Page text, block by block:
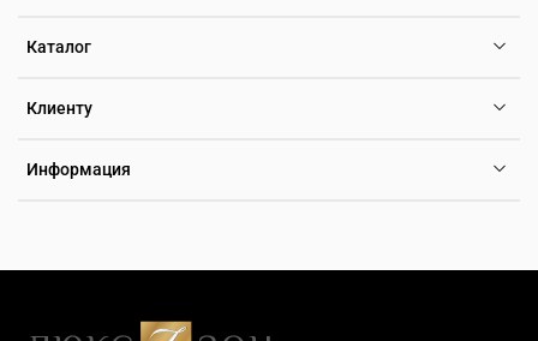
Каталог
Клиенту
Информация